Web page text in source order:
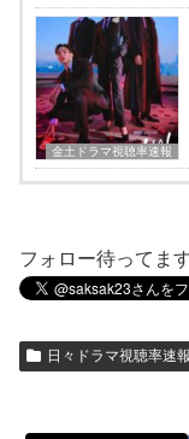
金土ドラマ視聴率速報
フォロー待ってま
日々ドラマ視聴率速報